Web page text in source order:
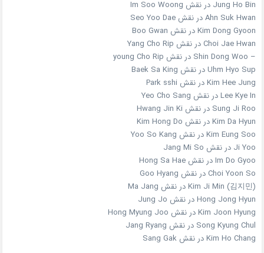
Jung Ho Bin در نقش Im Soo Woong
Ahn Suk Hwan در نقش Seo Yoo Dae
Kim Dong Gyoon در نقش Boo Gwan
Choi Jae Hwan در نقش Yang Cho Rip
– Shin Dong Woo در نقش young Cho Rip
Uhm Hyo Sup در نقش Baek Sa King
Kim Hee Jung در نقش Park sshi
Lee Kye In در نقش Yeo Cho Sang
Sung Ji Roo در نقش Hwang Jin Ki
Kim Da Hyun در نقش Kim Hong Do
Kim Eung Soo در نقش Yoo So Kang
Ji Yoo در نقش Jang Mi So
Im Do Gyoo در نقش Hong Sa Hae
Choi Yoon So در نقش Goo Hyang
Kim Ji Min (김지민) در نقش Ma Jang
Hong Jong Hyun در نقش Jung Jo
Kim Joon Hyung در نقش Hong Myung Joo
Song Kyung Chul در نقش Jang Ryang
Kim Ho Chang در نقش Sang Gak